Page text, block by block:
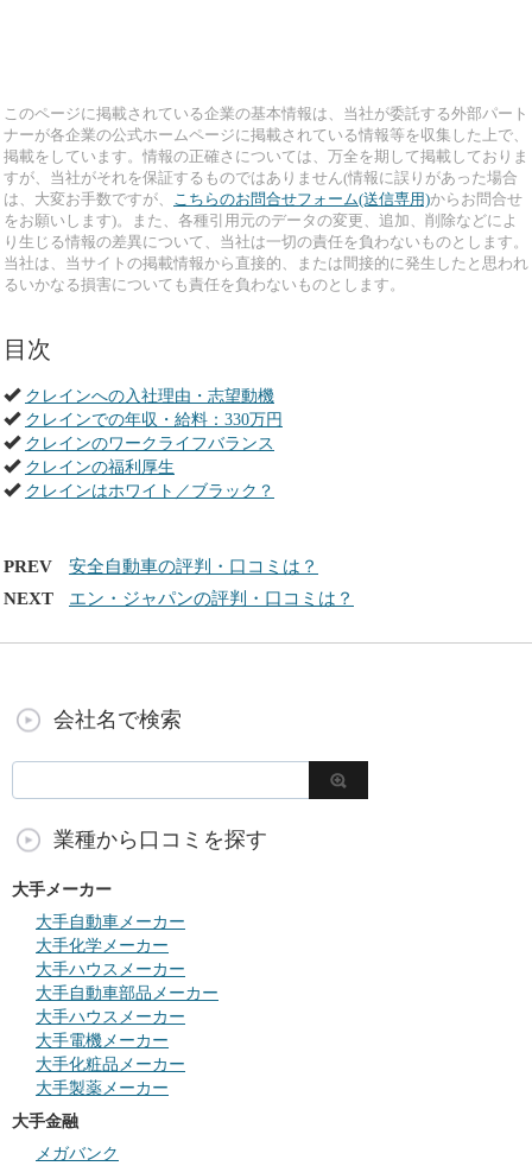
このページに掲載されている企業の基本情報は、当社が委託する外部パート
ナーが各企業の公式ホームページに掲載されている情報等を収集した上で、
掲載をしています。情報の正確さについては、万全を期して掲載しておりま
すが、当社がそれを保証するものではありません(情報に誤りがあった場合
は、大変お手数ですが、
こちらのお問合せフォーム(送信専用)からお問合せ
をお願いします)。また、各種引用元のデータの変更、追加、削除などによ
り生じる情報の差異について、当社は一切の責任を負わないものとします。
当社は、当サイトの掲載情報から直接的、または間接的に発生したと思われ
るいかなる損害についても責任を負わないものとします。
目次
クレインへの入社理由・志望動機
クレインでの年収・給料：330万円
クレインのワークライフバランス
クレインの福利厚生
クレインはホワイト／ブラック？
PREV
安全自動車の評判・口コミは？
NEXT
エン・ジャパンの評判・口コミは？
会社名で検索
業種から口コミを探す
大手メーカー
大手自動車メーカー
大手化学メーカー
大手ハウスメーカー
大手自動車部品メーカー
大手ハウスメーカー
大手電機メーカー
大手化粧品メーカー
大手製薬メーカー
大手金融
メガバンク